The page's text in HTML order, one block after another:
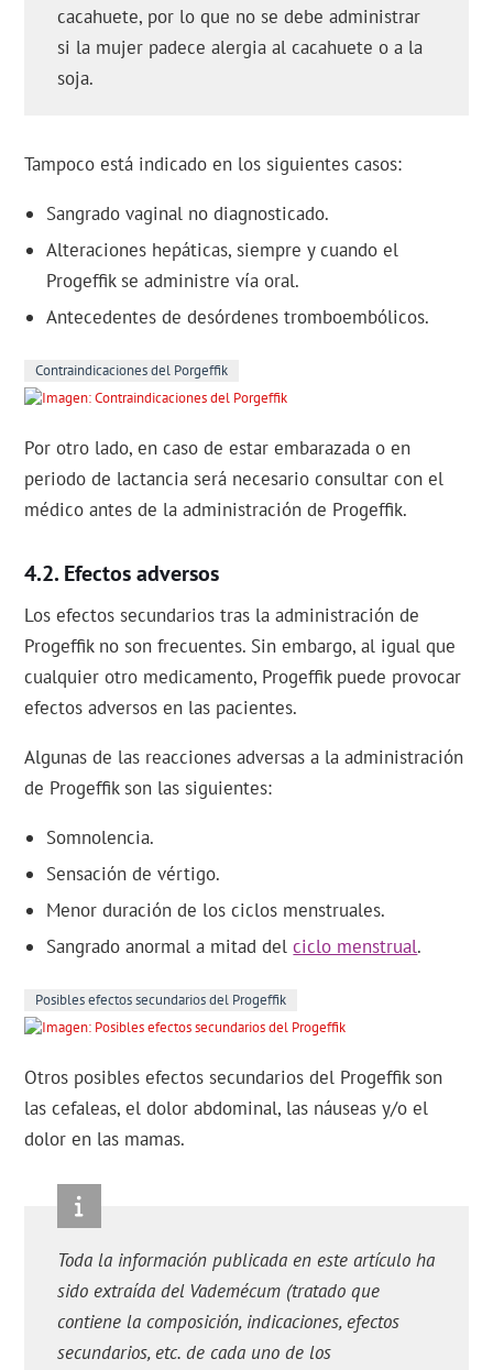
cacahuete, por lo que no se debe administrar
si la mujer padece alergia al cacahuete o a la
soja.
Tampoco está indicado en los siguientes casos:
Sangrado vaginal no diagnosticado.
Alteraciones hepáticas, siempre y cuando el
Progeffik se administre vía oral.
Antecedentes de desórdenes tromboembólicos.
Contraindicaciones del Porgeffik
Por otro lado, en caso de estar embarazada o en
periodo de lactancia será necesario consultar con el
médico antes de la administración de Progeffik.
Efectos adversos
Los efectos secundarios tras la administración de
Progeffik no son frecuentes. Sin embargo, al igual que
cualquier otro medicamento, Progeffik puede provocar
efectos adversos en las pacientes.
Algunas de las reacciones adversas a la administración
de Progeffik son las siguientes:
Somnolencia.
Sensación de vértigo.
Menor duración de los ciclos menstruales.
Sangrado anormal a mitad delciclo menstrual.
Posibles efectos secundarios del Progeffik
Otros posibles efectos secundarios del Progeffik son
las cefaleas, el dolor abdominal, las náuseas y/o el
dolor en las mamas.
Toda la información publicada en este artículo ha
sido extraída del Vademécum (tratado que
contiene la composición, indicaciones, efectos
secundarios, etc. de cada uno de los